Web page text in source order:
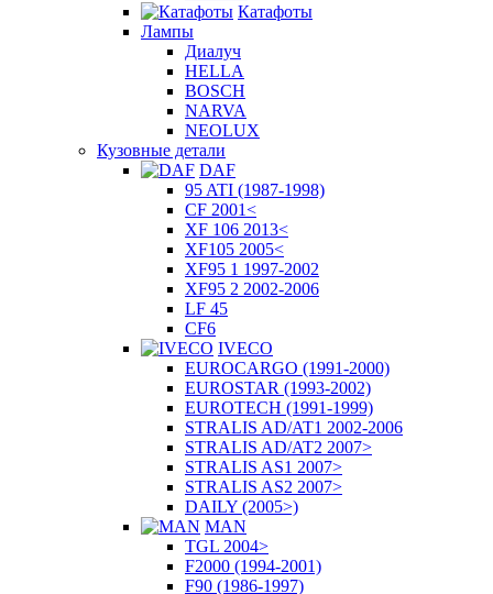
Катафоты
Лампы
Диалуч
HELLA
BOSCH
NARVA
NEOLUX
Кузовные детали
DAF
95 ATI (1987-1998)
CF 2001<
XF 106 2013<
XF105 2005<
XF95 1 1997-2002
XF95 2 2002-2006
LF 45
CF6
IVECO
EUROCARGO (1991-2000)
EUROSTAR (1993-2002)
EUROTECH (1991-1999)
STRALIS AD/AT1 2002-2006
STRALIS AD/AT2 2007>
STRALIS AS1 2007>
STRALIS AS2 2007>
DAILY (2005>)
MAN
TGL 2004>
F2000 (1994-2001)
F90 (1986-1997)